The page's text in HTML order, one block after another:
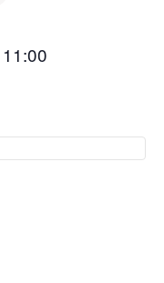
11:00